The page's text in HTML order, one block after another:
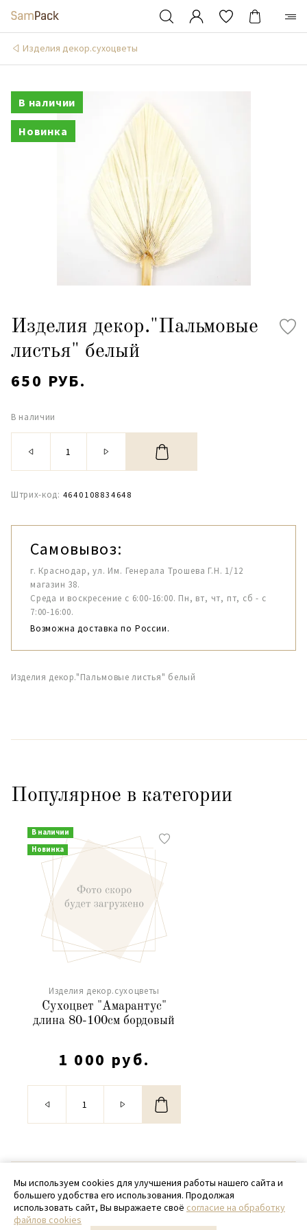
Изделия декор.сухоцветы
В наличии
Новинка
Изделия декор."Пальмовые
листья" белый
650 РУБ.
В наличии
Штрих-код: 4640108834648
Самовывоз:
г. Краснодар, ул. Им. Генерала Трошева Г.Н. 1/12
магазин 38.
Среда и воскресение с 6:00-16:00. Пн, вт, чт, пт, сб - с
7:00-16:00.
Возможна доставка по России.
Изделия декор."Пальмовые листья" белый
Популярное в категории
В наличии
Новинка
Изделия декор.сухоцветы
Сухоцвет "Амарантус"
длина 80-100см бордовый
1 000 руб.
© 2020 - 2026 SamPack
+ 7 (918) 699-97-87
zakaz@sampack.store
Мы используем cookies для улучшения работы нашего сайта и
большего удобства его использования. Продолжая
использовать сайт, Вы выражаете своё согласие на обработку
файлов cookies